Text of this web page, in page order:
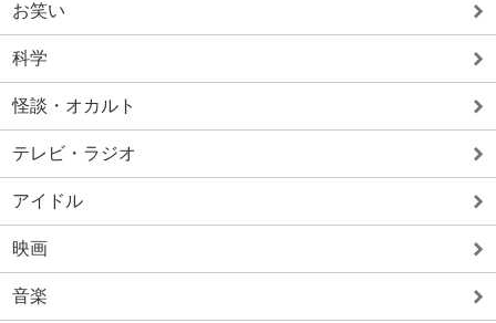
お笑い
科学
怪談・オカルト
テレビ・ラジオ
アイドル
映画
音楽